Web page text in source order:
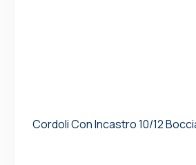
Cordoli Con Incastro 10/12